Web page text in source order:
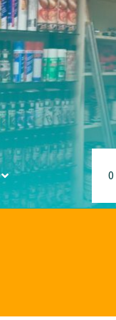
0